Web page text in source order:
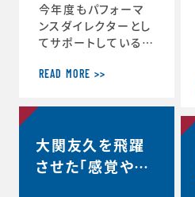
今年度もパフォーマ
ンスダイレクターとし
てサポートしているト
部が、都市対抗野球
選で第2代表戦で勝
が決定しました。 ◆
第97回都市対抗野球
大会 本大会出場決定
READ MORE >>
大関友久を飛躍
させた「感覚や心